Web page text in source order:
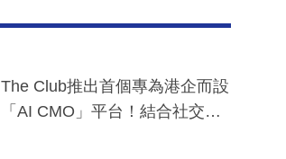
The Club推出首個專為港企而設
「AI CMO」平台！結合社交聆